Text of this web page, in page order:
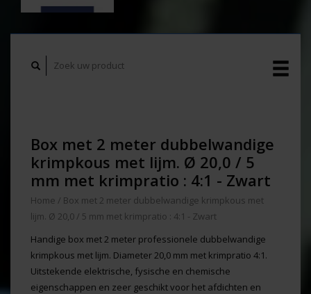
Box met 2 meter dubbelwandige
krimpkous met lijm. Ø 20,0 / 5
mm met krimpratio : 4:1 - Zwart
Home / Box met 2 meter dubbelwandige krimpkous met
lijm. Ø 20,0 / 5 mm met krimpratio : 4:1 - Zwart
Handige box met 2 meter professionele dubbelwandige
krimpkous met lijm. Diameter 20,0 mm met krimpratio 4:1.
Uitstekende elektrische, fysische en chemische
eigenschappen en zeer geschikt voor het afdichten en